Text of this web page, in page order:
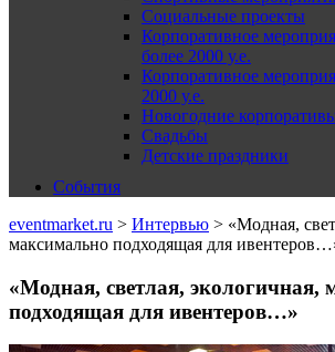
Социальные проекты
Корпоративное
более 2000 у.е.
Корпоративное
2000 у.е.
Новогодние
Свадьбы
Детские праздники
События
eventmarket.ru > Интервью > «Модная,
максимально подходящая для
«Модная, светлая, экологичная,
подходящая для ивентеров…»